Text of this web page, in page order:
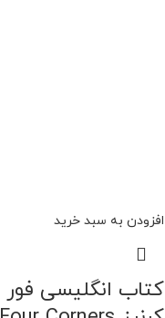
افزودن به سبد خرید
کتاب انگلیسی فور